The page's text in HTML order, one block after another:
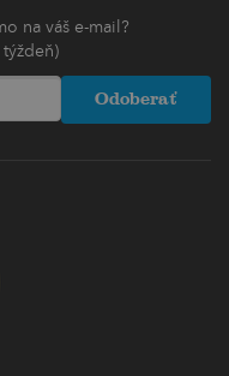
na váš e-mail?
Odoberať